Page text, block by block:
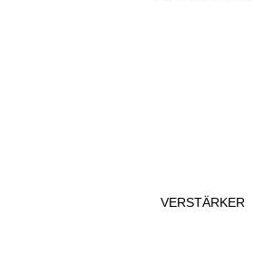
VERSTÄRKER